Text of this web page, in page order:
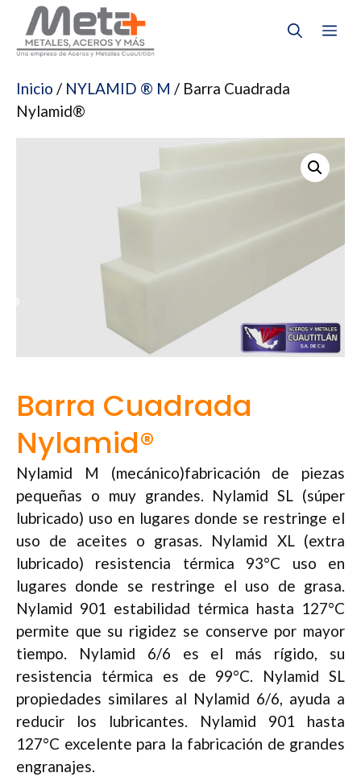
Saltar
contenido
Inicio / NYLAMID ® M / Barra Cuadrada
Nylamid®
Barra Cuadrada
Nylamid®
Nylamid M (mecánico)fabricación de piezas
pequeñas o muy grandes. Nylamid SL (súper
lubricado) uso en lugares donde se restringe el
uso de aceites o grasas. Nylamid XL (extra
lubricado) resistencia térmica 93°C uso en
lugares donde se restringe el uso de grasa.
Nylamid 901 estabilidad térmica hasta 127°C
permite que su rigidez se conserve por mayor
tiempo. Nylamid 6/6 es el más rígido, su
resistencia térmica es de 99°C. Nylamid SL
propiedades similares al Nylamid 6/6, ayuda a
reducir los lubricantes. Nylamid 901 hasta
127°C excelente para la fabricación de grandes
engranajes.